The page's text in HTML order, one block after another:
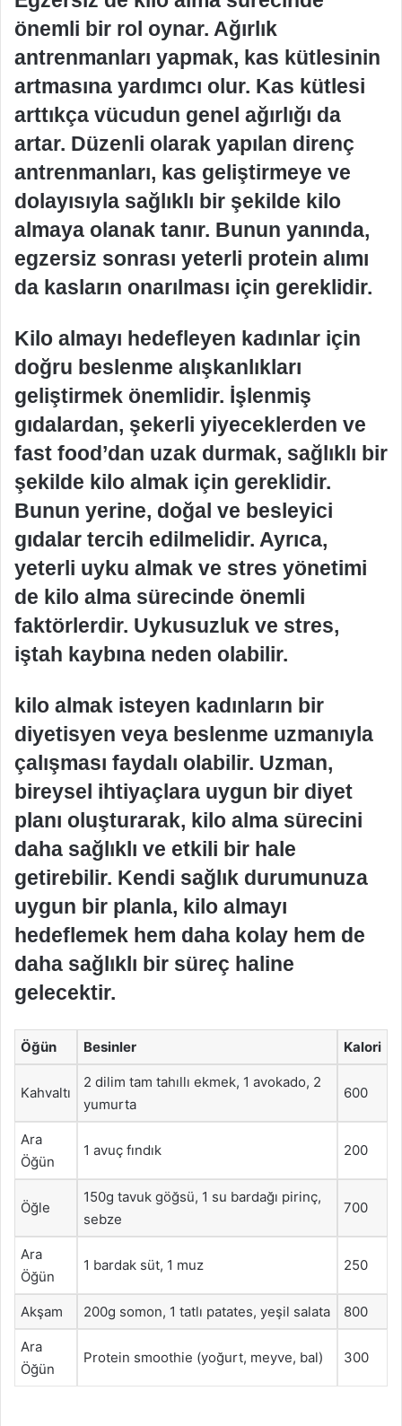
önemli bir rol oynar. Ağırlık
antrenmanları yapmak, kas kütlesinin
artmasına yardımcı olur. Kas kütlesi
arttıkça vücudun genel ağırlığı da
artar. Düzenli olarak yapılan direnç
antrenmanları, kas geliştirmeye ve
dolayısıyla sağlıklı bir şekilde kilo
almaya olanak tanır. Bunun yanında,
egzersiz sonrası yeterli protein alımı
da kasların onarılması için gereklidir.
Kilo almayı hedefleyen kadınlar için
doğru beslenme alışkanlıkları
geliştirmek önemlidir. İşlenmiş
gıdalardan, şekerli yiyeceklerden ve
fast food’dan uzak durmak, sağlıklı bir
şekilde kilo almak için gereklidir.
Bunun yerine, doğal ve besleyici
gıdalar tercih edilmelidir. Ayrıca,
yeterli uyku almak ve stres yönetimi
de kilo alma sürecinde önemli
faktörlerdir. Uykusuzluk ve stres,
iştah kaybına neden olabilir.
kilo almak isteyen kadınların bir
diyetisyen veya beslenme uzmanıyla
çalışması faydalı olabilir. Uzman,
bireysel ihtiyaçlara uygun bir diyet
planı oluşturarak, kilo alma sürecini
daha sağlıklı ve etkili bir hale
getirebilir. Kendi sağlık durumunuza
uygun bir planla, kilo almayı
hedeflemek hem daha kolay hem de
daha sağlıklı bir süreç haline
gelecektir.
Öğün Besinler Kalori
Kahvaltı
2 dilim tam tahıllı ekmek, 1 avokado, 2
yumurta
600
Ara
Öğün
1 avuç fındık 200
Öğle
150g tavuk göğsü, 1 su bardağı pirinç,
sebze
700
Ara
Öğün
1 bardak süt, 1 muz 250
Akşam 200g somon, 1 tatlı patates, yeşil salata 800
Ara
Öğün
Protein smoothie (yoğurt, meyve, bal) 300